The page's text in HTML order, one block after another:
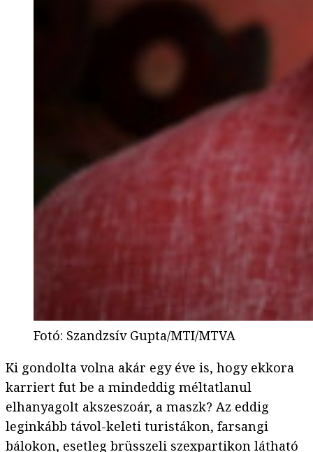
Fotó: Szandzsív Gupta/MTI/MTVA
Ki gondolta volna akár egy éve is, hogy ekkora
karriert fut be a mindeddig méltatlanul
elhanyagolt akszeszoár, a maszk? Az eddig
leginkább távol-keleti turistákon, farsangi
bálokon, esetleg brüsszeli szexpartikon látható